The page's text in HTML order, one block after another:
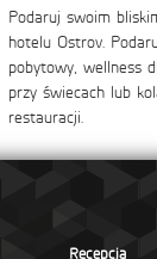
Podaruj swoim
hotelu Ostrov.
pobytowy, wellness
przy świecach lub
restauracji.
Recepcja